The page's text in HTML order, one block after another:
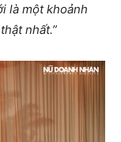
là một khoảnh
nhất.”